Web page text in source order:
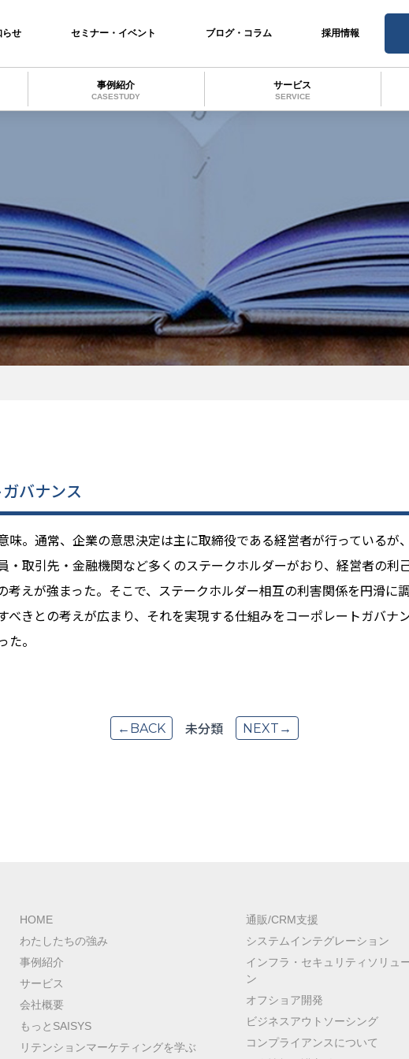
らせ セミナー・イベント ブログ・コラム 採用情報
事例紹介
CASESTUDY
サービス
SERVICE
バナンス
味。通常、企業の意思決定は主に取締役である経営者が行っているが
・取引先・金融機関など多くのステークホルダーがおり、経営者の利
考えが強まった。そこで、ステークホルダー相互の利害関係を円滑に
べきとの考えが広まり、それを実現する仕組みをコーポレートガバナ
。
←BACK 未分類 NEXT→
HOME
わたしたちの強み
事例紹介
サービス
会社概要
もっとSAISYS
リテンションマーケティングを学ぶ
通販/CRM支援
システムインテグレーション
インフラ・セキュリティソリュ
ン
オフショア開発
ビジネスアウトソーシング
コンプライアンスについて